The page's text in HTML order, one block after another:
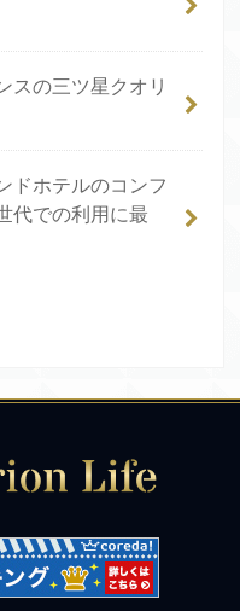
スの三ツ星クオリ
ドホテルのコンフ
代での利用に最